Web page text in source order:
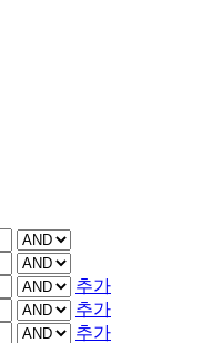
추가
추가
추가